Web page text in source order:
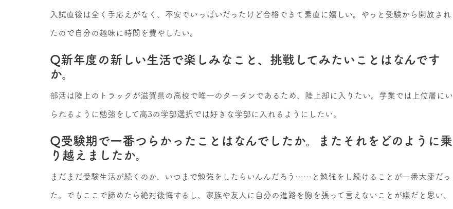
入試直後は全く手応えがなく、不安でいっぱいだったけど合格できて素直に嬉しい。やっと受験から開放され
たので自分の趣味に時間を費やしたい。
Q新年度の新しい生活で楽しみなこと、挑戦してみたいことはなんです
か。
部活は陸上のトラックが滋賀県の高校で唯一のタータンであるため、陸上部に入りたい。学業では上位層にい
られるように勉強をして高3の学部選択では好きな学部に入れるようにしたい。
Q受験期で一番つらかったことはなんでしたか。またそれをどのように乗
り越えましたか。
まだまだ受験生活が続くのか、いつまで勉強をしたらいんんだろう……と勉強をし続けることが一番大変だっ
た。でもここで諦めたら絶対後悔するし、家族や友人に自分の進路を胸を張って言えないことが嫌だと思い、